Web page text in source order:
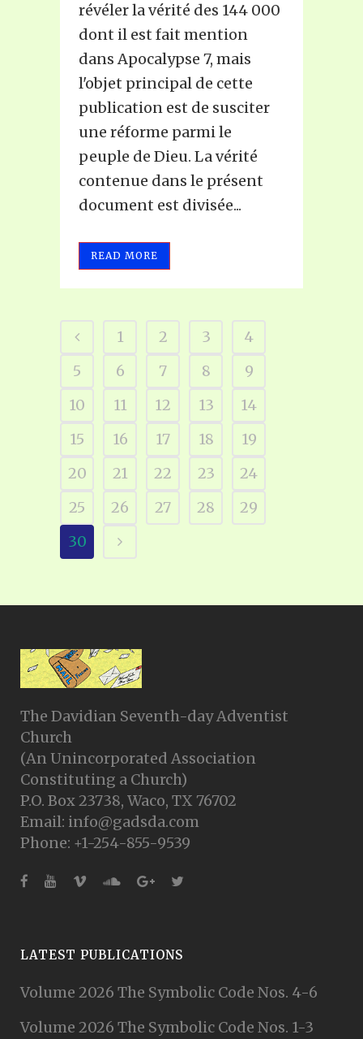
révéler la vérité des 144 000
dont il est fait mention
dans Apocalypse 7, mais
l'objet principal de cette
publication est de susciter
une réforme parmi le
peuple de Dieu. La vérité
contenue dans le présent
document est divisée...
READ MORE
1 2 3
4
5
6 7 8
9
10
11 12 13
14
15
16 17 18
19
20
21 22 23
24
25
26 27 28
29
30
The Davidian Seventh-day Adventist
Church
(An Unincorporated Association
Constituting a Church)
P.O. Box 23738, Waco, TX 76702
Email: info@gadsda.com
Phone: +1-254-855-9539
LATEST PUBLICATIONS
Volume 2026 The Symbolic Code Nos. 4-6
Volume 2026 The Symbolic Code Nos. 1-3